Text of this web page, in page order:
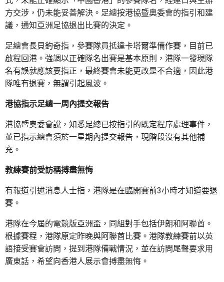
方交涉，仍未能妥善解決。足總按港協暨奧委會的指引和建
議，通知亞洲足協退出比賽的決定。
足總會長貝鈞奇指，參賽隊員抵達卡塔爾準備作賽，目前已
啟程回港。強調以正確隊名出賽是基本原則，港隊一發現隊
名有誤就應該要指正，最終賽會未能更改是不合適，因此港
隊唯有退賽，無謂引起風波。
港協指示足總一周內提交報告
港協暨奧委會說，知悉足總已按指引的既定程序處理事件，
並已指示總會須於一星期內提交報告，現階段沒有其他補
充。
教練賽前受訪稱搏盡無悔
有報道引述消息人士指，港隊是在臨開賽前3小時才知道要退
賽。
港隊在今屆的電競版亞洲盃，同組對手包括伊朗和阿聯酋。
根據賽程，港隊原定昨晚與阿聯酋比賽。港隊教練賽前以英
語接受賽會訪問，提到港隊備戰情況，並在訪問尾聲要求用
廣東話，希望向香港人展示會搏盡無悔。